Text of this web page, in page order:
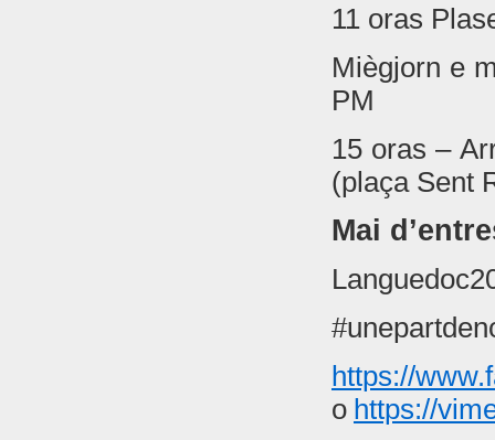
11 oras
Miègjorn e
PM
15 oras –
(plaça Sent
Mai
https://
o https://